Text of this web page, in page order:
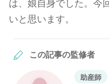
いと思います。
この記事の監修者
助産師